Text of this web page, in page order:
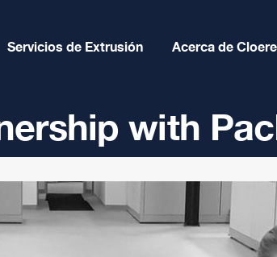
Servicios de Extrusión Acerca de
with